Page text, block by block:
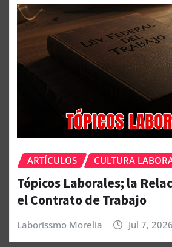
ARTÍCULOS CULTURA
Tópicos Laborales; la
el Contrato de Trabajo
Laborissmo Morelia Jul 7, 2026